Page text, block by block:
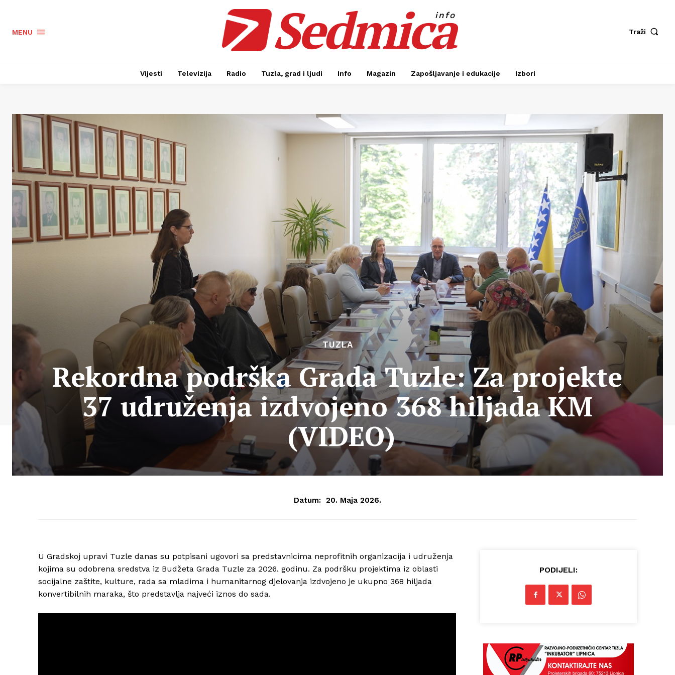
MENU Sedmica
info
Traži
Vijesti Televizija Radio Tuzla, grad i ljudi Info Magazin Zapošljavanje i edukacije Izbori
TUZLA
Rekordna podrška Grada Tuzle: Za projekte
37 udruženja izdvojeno 368 hiljada KM
(VIDEO)
Datum: 20. Maja 2026.
U Gradskoj upravi Tuzle danas su potpisani ugovori sa predstavnicima neprofitnih organizacija i udruženja
kojima su odobrena sredstva iz Budžeta Grada Tuzle za 2026. godinu. Za podršku projektima iz oblasti
socijalne zaštite, kulture, rada sa mladima i humanitarnog djelovanja izdvojeno je ukupno 368 hiljada
konvertibilnih maraka, što predstavlja najveći iznos do sada.
PODIJELI: